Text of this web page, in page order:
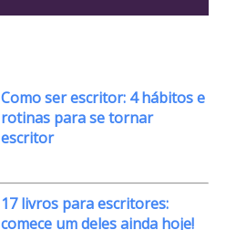
Como ser escritor: 4 hábitos e
rotinas para se tornar
escritor
17 livros para escritores:
comece um deles ainda hoje!